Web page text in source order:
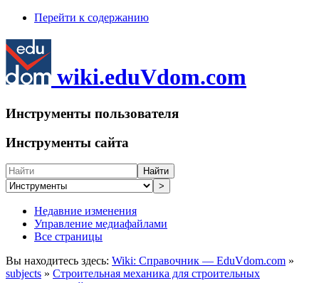
Перейти к содержанию
wiki.eduVdom.com
Инструменты пользователя
Инструменты сайта
Найти
>
Недавние изменения
Управление медиафайлами
Все страницы
Вы находитесь здесь: Wiki: Справочник — EduVdom.com »
subjects » Строительная механика для строительных